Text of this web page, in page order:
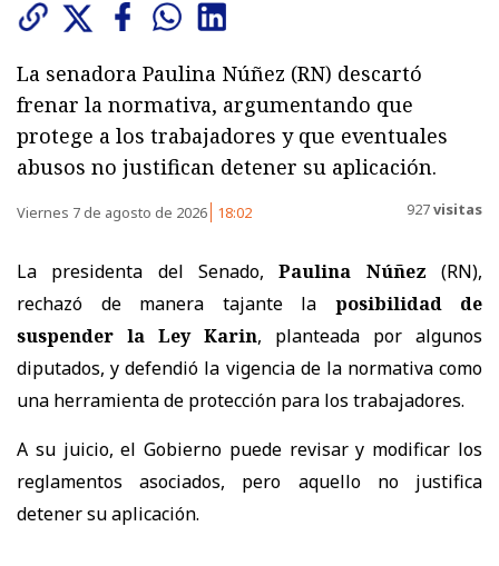
La senadora Paulina Núñez (RN) descartó
frenar la normativa, argumentando que
protege a los trabajadores y que eventuales
abusos no justifican detener su aplicación.
Viernes 7 de agosto de 2026 18:02 927visitas
La presidenta del Senado, Paulina Núñez (RN),
rechazó de manera tajante la posibilidad de
suspender la Ley Karin, planteada por algunos
diputados, y defendió la vigencia de la normativa como
una herramienta de protección para los trabajadores.
A su juicio, el Gobierno puede revisar y modificar los
reglamentos asociados, pero aquello no justifica
detener su aplicación.